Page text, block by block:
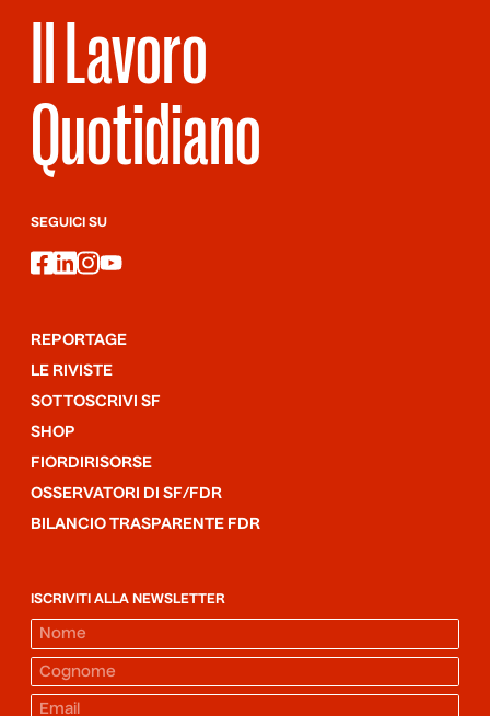
Il Lavoro
Quotidiano
SEGUICI SU
facebook
linkedin
instagram
youtube
REPORTAGE
LE RIVISTE
SOTTOSCRIVI SF
SHOP
FIORDIRISORSE
OSSERVATORI DI SF/FDR
BILANCIO TRASPARENTE FDR
ISCRIVITI ALLA NEWSLETTER